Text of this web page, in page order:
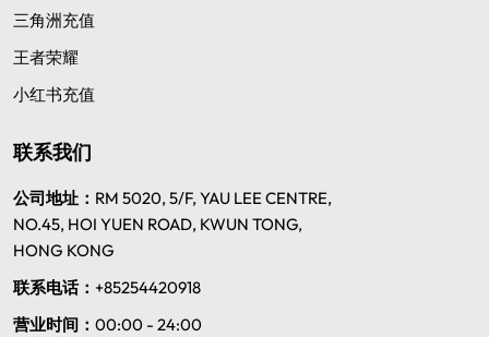
三角洲充值
王者荣耀
小红书充值
联系我们
公司地址： RM 5020, 5/F, YAU LEE CENTRE,
NO.45, HOI YUEN ROAD, KWUN TONG,
HONG KONG
联系电话： +85254420918
营业时间： 00:00 - 24:00